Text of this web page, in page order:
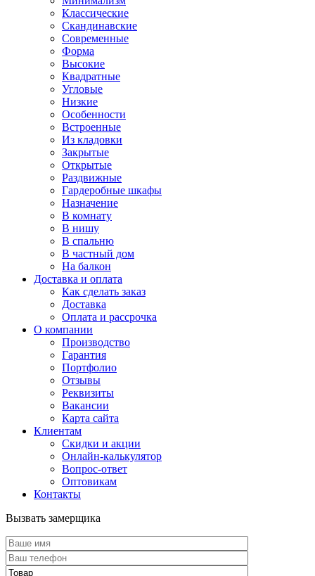
Классические
Скандинавские
Современные
Форма
Высокие
Квадратные
Угловые
Низкие
Особенности
Встроенные
Из кладовки
Закрытые
Открытые
Раздвижные
Гардеробные шкафы
Назначение
В комнату
В нишу
В спальню
В частный дом
На балкон
Доставка и оплата
Как сделать заказ
Доставка
Оплата и рассрочка
О компании
Производство
Гарантия
Портфолио
Отзывы
Реквизиты
Вакансии
Карта сайта
Клиентам
Скидки и акции
Онлайн-калькулятор
Вопрос-ответ
Оптовикам
Контакты
Вызвать замерщика